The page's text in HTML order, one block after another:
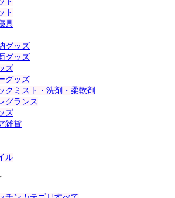
ト
具
グッズ
グッズ
ズ
グッズ
クミスト・洗剤・柔軟剤
グランス
ズ
雑貨
ル